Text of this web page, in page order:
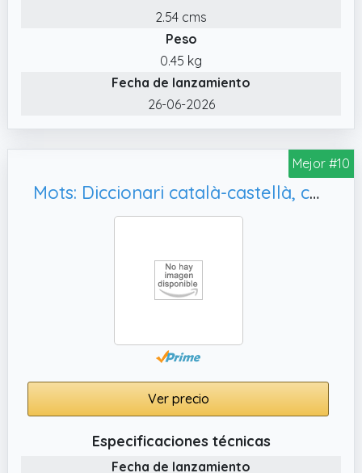
2.54 cms
Peso
0.45 kg
Fecha de lanzamiento
26-06-2026
Mejor #10
Mots: Diccionari català-castellà, castellano-catalán
Ver precio
Especificaciones técnicas
Fecha de lanzamiento